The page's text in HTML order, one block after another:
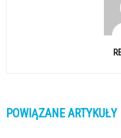
POWIĄZANE ARTYKUŁY